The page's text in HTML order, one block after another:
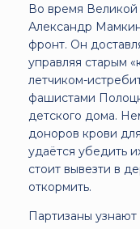
Во время
Александр
фронт. Он
управляя старым
летчиком-
фашистами
детского дома.
доноров крови
удаётся убедить
стоит вывезти в
откормить.
Партизаны